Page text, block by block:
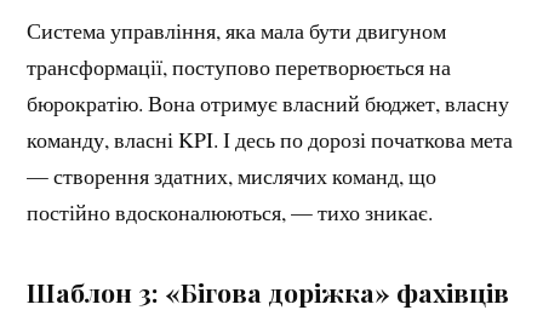
Система управління, яка мала бути двигуном
трансформації, поступово перетворюється на
бюрократію. Вона отримує власний бюджет, власну
команду, власні KPI. І десь по дорозі початкова мета
— створення здатних, мислячих команд, що
постійно вдосконалюються, — тихо зникає.
Шаблон 3: «Бігова доріжка» фахівців